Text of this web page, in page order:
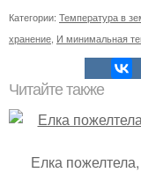
Категории: Температура в
хранение И минимальная
Читайте также
Елка